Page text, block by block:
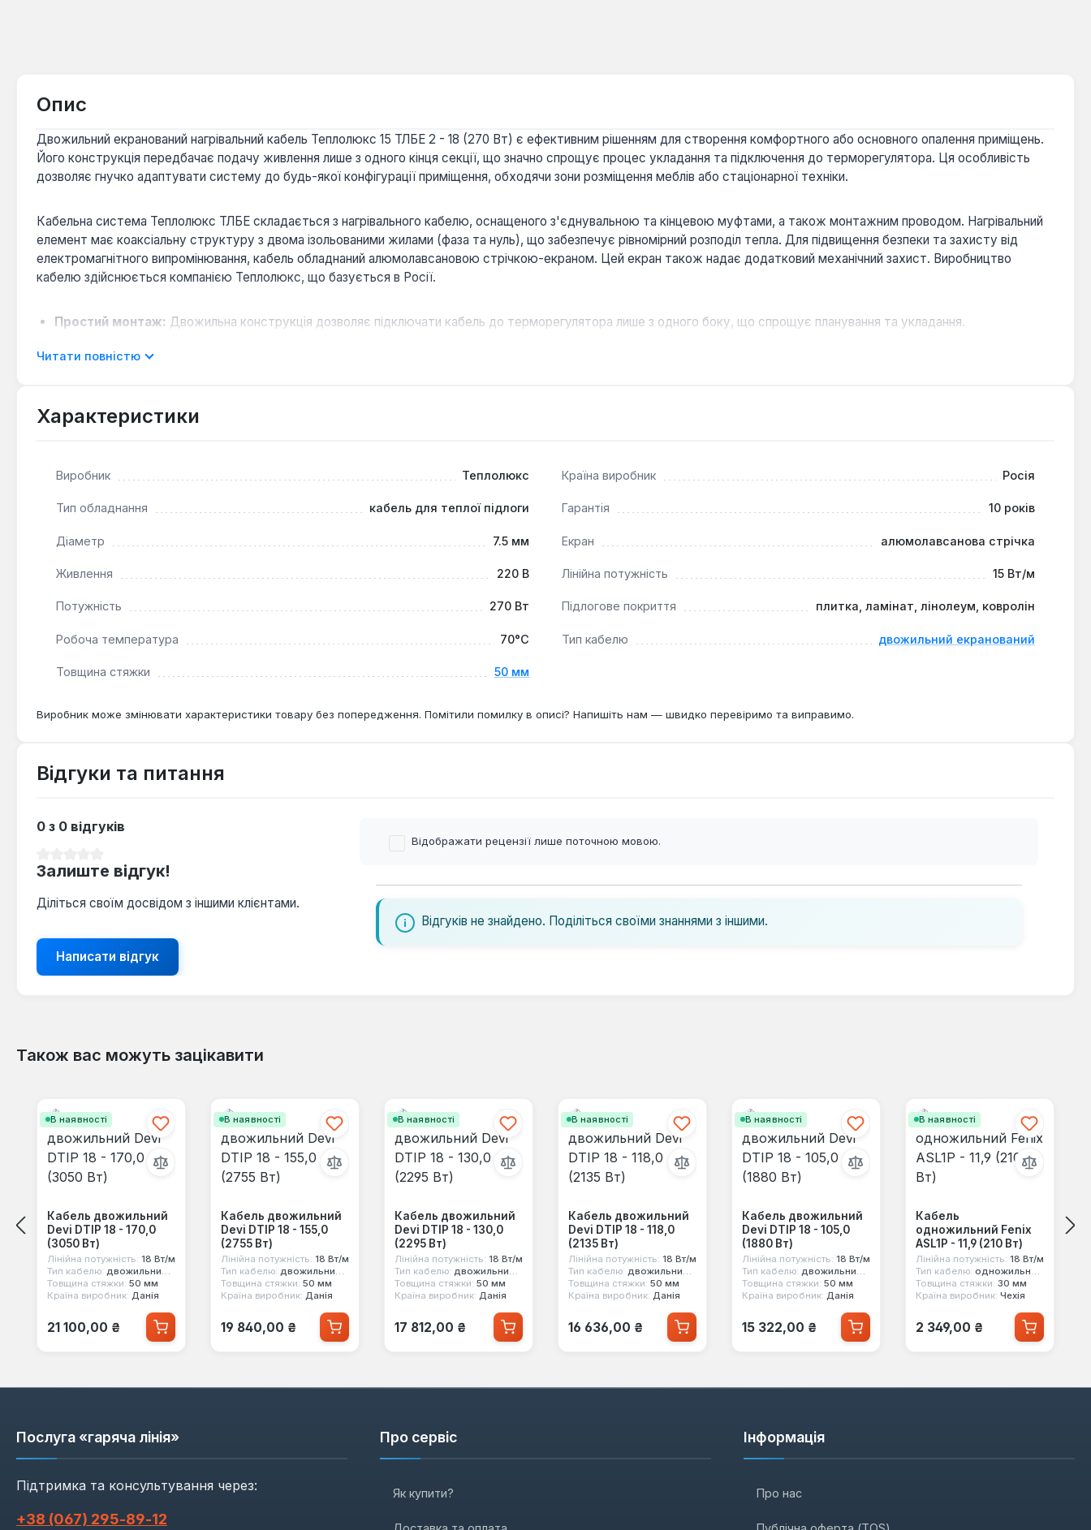
Опис
Двожильний екранований нагрівальний кабель Теплолюкс 15 ТЛБЕ 2 - 18 (270 Вт) є ефективним рішенням для створення комфортного або основного опалення приміщень.
Його конструкція передбачає подачу живлення лише з одного кінця секції, що значно спрощує процес укладання та підключення до терморегулятора. Ця особливість
дозволяє гнучко адаптувати систему до будь-якої конфігурації приміщення, обходячи зони розміщення меблів або стаціонарної техніки.
Кабельна система Теплолюкс ТЛБЕ складається з нагрівального кабелю, оснащеного з'єднувальною та кінцевою муфтами, а також монтажним проводом. Нагрівальний
елемент має коаксіальну структуру з двома ізольованими жилами (фаза та нуль), що забезпечує рівномірний розподіл тепла. Для підвищення безпеки та захисту від
електромагнітного випромінювання, кабель обладнаний алюмолавсановою стрічкою-екраном. Цей екран також надає додатковий механічний захист. Виробництво
кабелю здійснюється компанією Теплолюкс, що базується в Росії.
Простий монтаж: Двожильна конструкція дозволяє підключати кабель до терморегулятора лише з одного боку, що спрощує планування та укладання.
Надійний захист:
Монтаж нагрівальної секції Теплолюкс 15 ТЛБЕ 2 - 18 здійснюється у цементно-піщану стяжку товщиною 30-50 мм. Для оптимальної ефективності та зниження
керамограніт, натуральний камінь, ламінат, лінолеум та ковролін. Цей нагрівальний кабель є оптимальним вибором для тих, хто шукає ефективне та безпечне рішення для
Читати повністю
Характеристики
Виробник Теплолюкс Країна виробник Росія
Тип обладнання кабель для теплої підлоги Гарантія 10 років
Діаметр 7.5 мм Екран алюмолавсанова стрічка
Живлення 220 В Лінійна потужність 15 Вт/м
Потужність 270 Вт Підлогове покриття плитка, ламінат, лінолеум, ковролін
Робоча температура 70°С Тип кабелю двожильний екранований
Товщина стяжки 50 мм
Виробник може змінювати характеристики товару без попередження. Помітили помилку в описі? Напишіть нам — швидко перевіримо та виправимо.
Відгуки та питання
0 з 0 відгуків
Залиште відгук!
Діліться своїм досвідом з іншими клієнтами.
Написати відгук
Відображати рецензії лише поточною мовою.
Відгуків не знайдено. Поділіться своїми знаннями з іншими.
Також вас можуть зацікавити
В наявності
Кабель двожильний
Devi DTIP 18 - 170,0
(3050 Вт)
Лінійна потужність: 18 Вт/м
Тип кабелю: двожильний екранований
Товщина стяжки: 50 мм
Країна виробник: Данія
Звичайна ціна:
21 100,00 ₴
В наявності
Кабель двожильний
Devi DTIP 18 - 155,0
(2755 Вт)
Лінійна потужність: 18 Вт/м
Тип кабелю: двожильний екранований
Товщина стяжки: 50 мм
Країна виробник: Данія
Звичайна ціна:
19 840,00 ₴
В наявності
Кабель двожильний
Devi DTIP 18 - 130,0
(2295 Вт)
Лінійна потужність: 18 Вт/м
Тип кабелю: двожильний екранований
Товщина стяжки: 50 мм
Країна виробник: Данія
Звичайна ціна:
17 812,00 ₴
В наявності
Кабель двожильний
Devi DTIP 18 - 118,0
(2135 Вт)
Лінійна потужність: 18 Вт/м
Тип кабелю: двожильний екранований
Товщина стяжки: 50 мм
Країна виробник: Данія
Звичайна ціна:
16 636,00 ₴
В наявності
Кабель двожильний
Devi DTIP 18 - 105,0
(1880 Вт)
Лінійна потужність: 18 Вт/м
Тип кабелю: двожильний екранований
Товщина стяжки: 50 мм
Країна виробник: Данія
Звичайна ціна:
15 322,00 ₴
В наявності
Кабель
одножильний Fenix
ASL1P - 11,9 (210 Вт)
Лінійна потужність: 18 Вт/м
Тип кабелю: одножильний екранований
Товщина стяжки: 30 мм
Країна виробник: Чехія
Звичайна ціна:
2 349,00 ₴
Послуга «гаряча лінія»
Підтримка та консультування через:
+38 (067) 295‑89‑12
Про сервіс
Як купити?
Інформація
Про нас